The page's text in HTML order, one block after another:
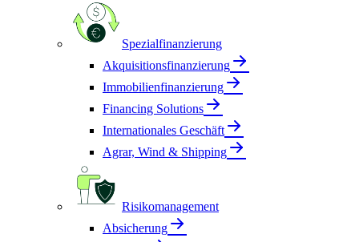
Spezialfinanzierung
Akquisitionsfinanzierung
Immobilienfinanzierung
Financing Solutions
Internationales Geschäft
Agrar, Wind & Shipping
Risikomanagement
Absicherung